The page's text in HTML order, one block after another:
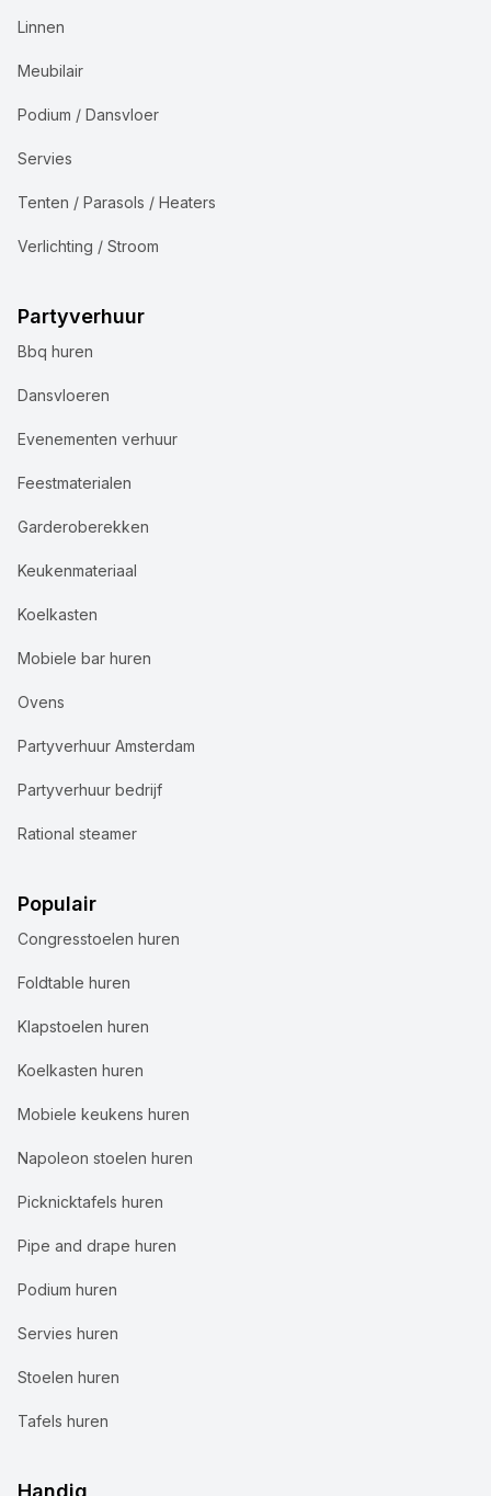
Linnen
Meubilair
Podium / Dansvloer
Servies
Tenten / Parasols / Heaters
Verlichting / Stroom
Partyverhuur
Bbq huren
Dansvloeren
Evenementen verhuur
Feestmaterialen
Garderoberekken
Keukenmateriaal
Koelkasten
Mobiele bar huren
Ovens
Partyverhuur Amsterdam
Partyverhuur bedrijf
Rational steamer
Populair
Congresstoelen huren
Foldtable huren
Klapstoelen huren
Koelkasten huren
Mobiele keukens huren
Napoleon stoelen huren
Picknicktafels huren
Pipe and drape huren
Podium huren
Servies huren
Stoelen huren
Tafels huren
Handig